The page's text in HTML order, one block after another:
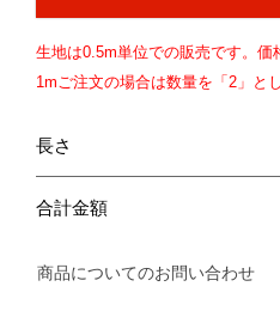
生地は0.5m単位での販売です。価
1mご注文の場合は数量を「2」と
長さ
合計金額
商品についてのお問い合わせ